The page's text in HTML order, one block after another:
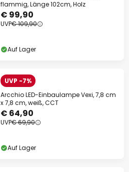
flammig, Länge 102cm, Holz
€ 99,90
UVP€ 109,90
Auf Lager
UVP -7%
Arcchio LED-Einbaulampe Vexi, 7,8 cm
x 7,8 cm, weiß, CCT
€ 64,90
UVP€ 69,90
Auf Lager